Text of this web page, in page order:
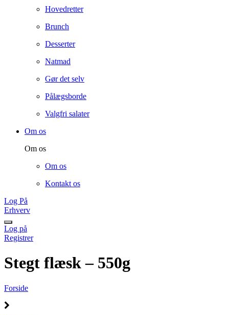
Hovedretter
Brunch
Desserter
Natmad
Gør det selv
Pålægsborde
Valgfri salater
Om os
Om os
Om os
Kontakt os
Log På
Erhverv
Log på
Registrer
Stegt flæsk – 550g
Forside